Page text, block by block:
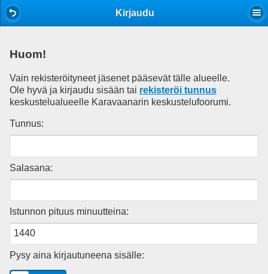
Kirjaudu
Huom!
Vain rekisteröityneet jäsenet pääsevät tälle alueelle.
Ole hyvä ja kirjaudu sisään tai rekisteröi tunnus
keskustelualueelle Karavaanarin keskustelufoorumi.
Tunnus:
Salasana:
Istunnon pituus minuutteina:
Pysy aina kirjautuneena sisälle: